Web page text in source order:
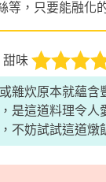
等，只要能融化
甜味
雜炊原本就蘊含
是這道料理令人
不妨試試這道燉